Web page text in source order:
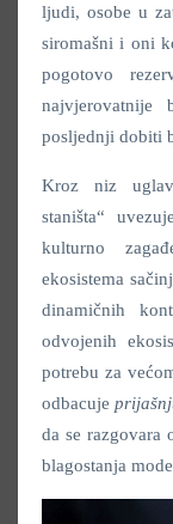
ljudi, osobe u
siromašni i oni
pogotovo
najvjerovatnije
posljednji dobiti
Kroz niz
staništa“
kulturno
ekosistema
dinamičnih
odvojenih
potrebu za
odbacuje
da se razgovara
blagostanja